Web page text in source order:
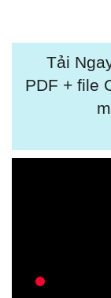
Tải
PDF + file